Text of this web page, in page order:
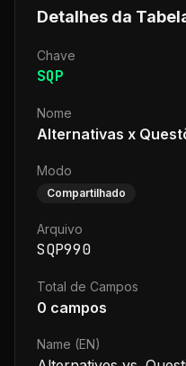
Detalhes da
Chave
SQP
Nome
Alternativas x
Modo
Compartilhado
Arquivo
SQP990
Total de Campos
0 campos
Name (EN)